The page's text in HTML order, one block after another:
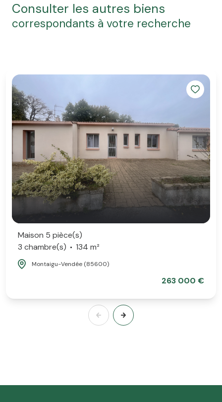
consulter les autres biens
correspondants à votre recherche
Maison 5 pièce(s)
3 chambre(s)
134 m²
Montaigu-Vendée (85600)
263 000 €